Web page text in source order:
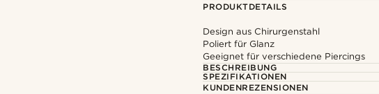
PRODUKTDETAILS
Design aus Chirurgenstahl
Poliert für Glanz
Geeignet für verschiedene Piercings
BESCHREIBUNG
SPEZIFIKATIONEN
KUNDENREZENSIONEN